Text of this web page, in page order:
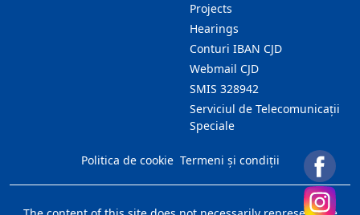
Projects
Hearings
Conturi IBAN CJD
Webmail CJD
SMIS 328942
Serviciul de Telecomunicații
Speciale
Politica de cookie Termeni și condiții